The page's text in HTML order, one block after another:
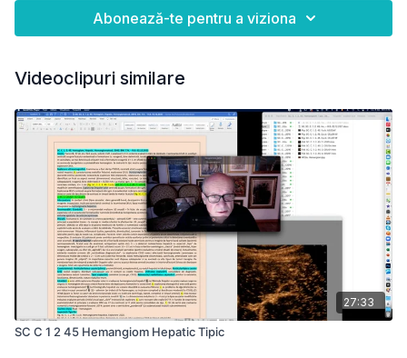
generala, Gastroenterologie, Interne, Medicina de familie,
Medicina de urgenta, Oncologie medicala, Radiologie si
Puteti gasi acest material inwebinarul Abdomen
Abonează-te pentru a viziona
Videoclipuri similare
27:33
SC C 1 2 45 Hemangiom Hepatic Tipic